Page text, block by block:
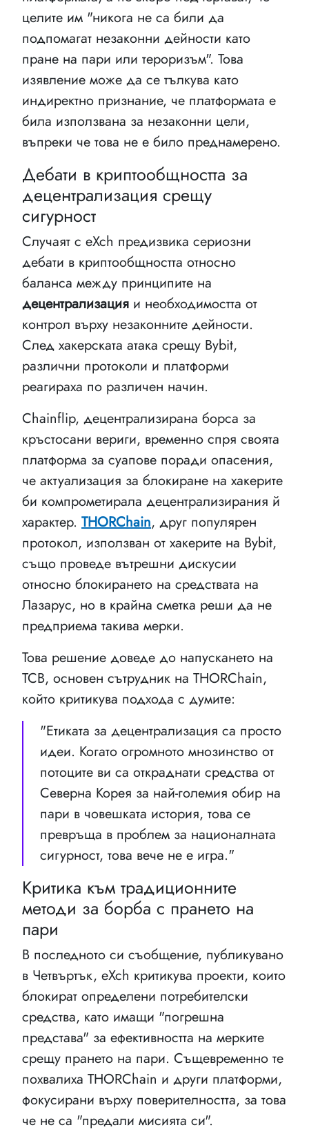
целите им "никога не са били да
подпомагат незаконни дейности като
пране на пари или тероризъм". Това
изявление може да се тълкува като
индиректно признание, че платформата е
била използвана за незаконни цели,
въпреки че това не е било преднамерено.
Дебати в криптообщността за
децентрализация срещу
сигурност
Случаят с eXch предизвика сериозни
дебати в криптообщността относно
баланса между принципите на
децентрализация и необходимостта от
контрол върху незаконните дейности.
След хакерската атака срещу Bybit,
различни протоколи и платформи
реагираха по различен начин.
Chainflip, децентрализирана борса за
кръстосани вериги, временно спря своята
платформа за суапове поради опасения,
че актуализация за блокиране на хакерите
би компрометирала децентрализирания й
характер. THORChain, друг популярен
протокол, използван от хакерите на Bybit,
също проведе вътрешни дискусии
относно блокирането на средствата на
Лазарус, но в крайна сметка реши да не
предприема такива мерки.
Това решение доведе до напускането на
TCB, основен сътрудник на THORChain,
който критикува подхода с думите:
"Етиката за децентрализация са просто
идеи. Когато огромното мнозинство от
потоците ви са откраднати средства от
Северна Корея за най-големия обир на
пари в човешката история, това се
превръща в проблем за националната
сигурност, това вече не е игра."
Критика към традиционните
методи за борба с прането на
пари
В последното си съобщение, публикувано
в Четвъртък, eXch критикува проекти, които
блокират определени потребителски
средства, като имащи "погрешна
представа" за ефективността на мерките
срещу прането на пари. Същевременно те
похвалиха THORChain и други платформи,
фокусирани върху поверителността, за това
че не са "предали мисията си".